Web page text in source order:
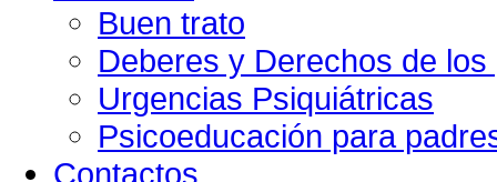
Buen trato
Deberes y Derechos de los
Urgencias Psiquiátricas
Psicoeducación para
Contactos